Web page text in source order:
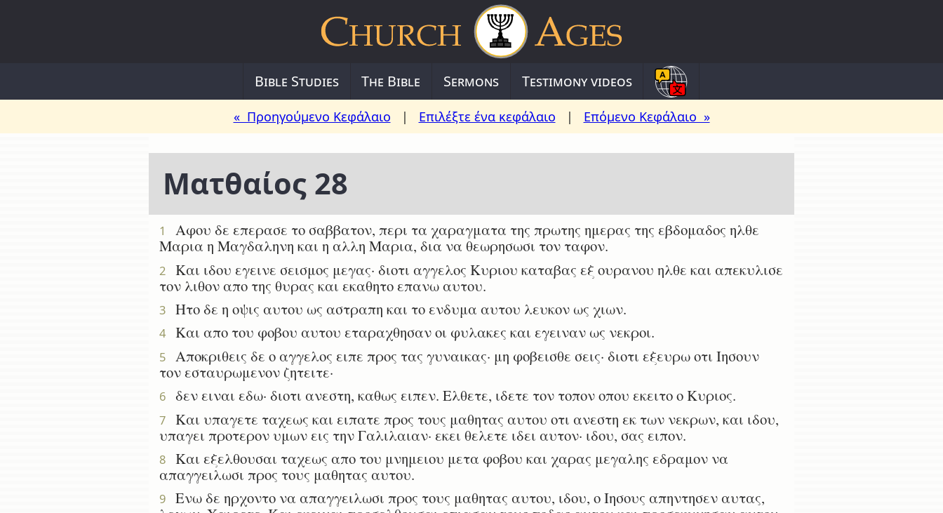
Bible Studies The Bible Sermons Testimony videos
« Προηγούμενο Κεφάλαιο | Επιλέξτε ένα κεφάλαιο | Επόμενο Κεφάλαιο »
Ματθαίος 28
1
Αφου δε επερασε το σαββατον, περι τα χαραγματα της πρωτης ημερας της εβδομαδος ηλθε
Μαρια η Μαγδαληνη και η αλλη Μαρια, δια να θεωρησωσι τον ταφον.
2
Και ιδου εγεινε σεισμος μεγας· διοτι αγγελος Κυριου καταβας εξ ουρανου ηλθε και απεκυλισε
τον λιθον απο της θυρας και εκαθητο επανω αυτου.
3 Ητο δε η οψις αυτου ως αστραπη και το ενδυμα αυτου λευκον ως χιων.
4 Και απο του φοβου αυτου εταραχθησαν οι φυλακες και εγειναν ως νεκροι.
5
Αποκριθεις δε ο αγγελος ειπε προς τας γυναικας· μη φοβεισθε σεις· διοτι εξευρω οτι Ιησουν
τον εσταυρωμενον ζητειτε·
6 δεν ειναι εδω· διοτι ανεστη, καθως ειπεν. Ελθετε, ιδετε τον τοπον οπου εκειτο ο Κυριος.
7
Και υπαγετε ταχεως και ειπατε προς τους μαθητας αυτου οτι ανεστη εκ των νεκρων, και ιδου,
υπαγει προτερον υμων εις την Γαλιλαιαν· εκει θελετε ιδει αυτον· ιδου, σας ειπον.
8
Και εξελθουσαι ταχεως απο του μνημειου μετα φοβου και χαρας μεγαλης εδραμον να
απαγγειλωσι προς τους μαθητας αυτου.
9
Ενω δε ηρχοντο να απαγγειλωσι προς τους μαθητας αυτου, ιδου, ο Ιησους απηντησεν αυτας,